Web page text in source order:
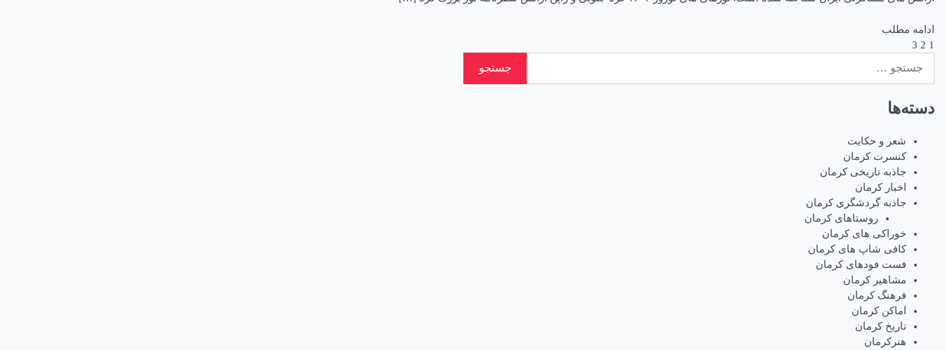
ادامه مطلب
راهبری
نوشته‌ها
1
2
3
برای:
دسته‌ها
شعر و حکایت
کنسرت کرمان
جاذبه تاریخی کرمان
اخبار کرمان
جاذبه گردشگری کرمان
روستاهای کرمان
خوراکی های کرمان
کافی شاپ های کرمان
فست فودهای کرمان
مشاهیر کرمان
فرهنگ کرمان
اماکن کرمان
تاریخ کرمان
هنرکرمان